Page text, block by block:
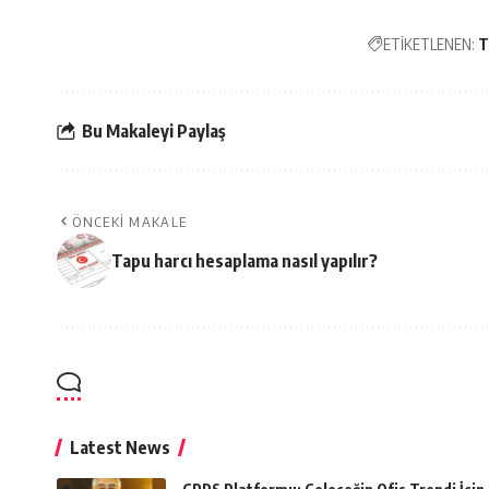
ETİKETLENEN:
Bu Makaleyi Paylaş
ÖNCEKI MAKALE
Tapu harcı hesaplama nasıl yapılır?
Latest News